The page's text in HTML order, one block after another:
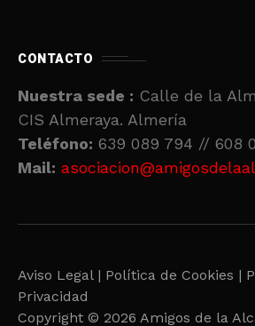
CONTACTO
Nuestra sede : Calle de la
CIS Almeraya. Almería
Teléfono: 639 089 794 // 608
Mail:
Aviso Legal | Política de Cookies |
Privacidad
Copyright © 2026 Amigos de la